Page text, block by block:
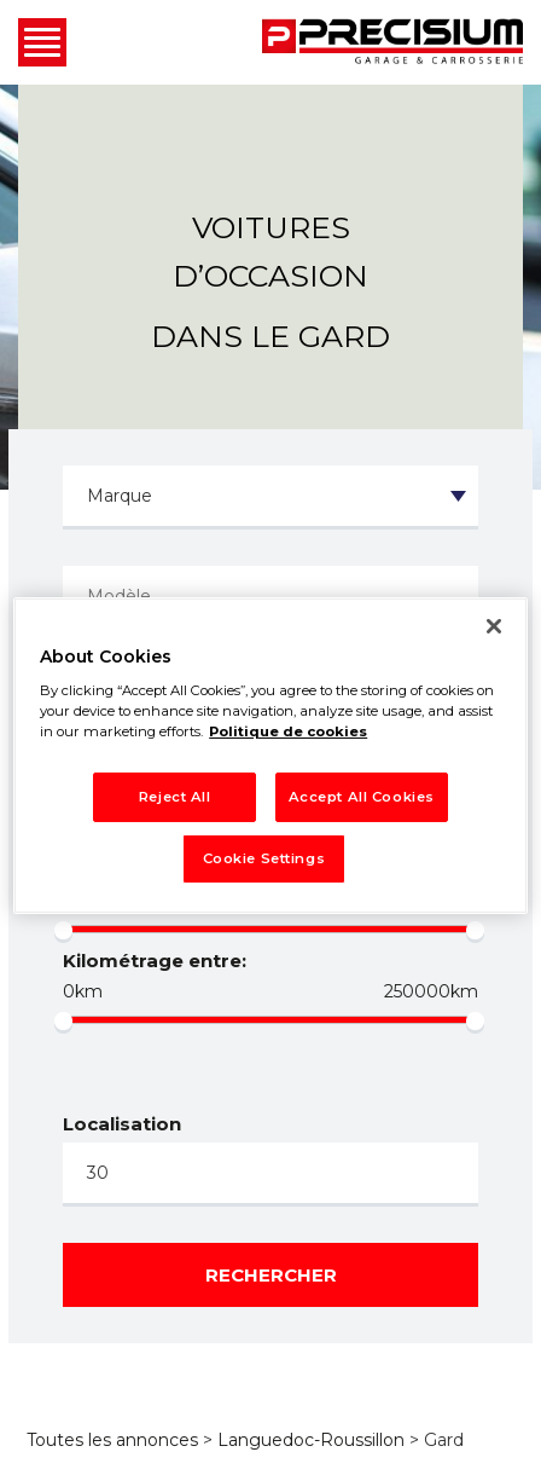
VOITURES
D’OCCASION
DANS LE GARD
Prix entre:
Kilométrage entre:
0km 250000km
Localisation
RECHERCHER
Toutes les annonces > Languedoc-Roussillon > Gard
About Cookies
By clicking “Accept All Cookies”, you agree to the storing of cookies on
your device to enhance site navigation, analyze site usage, and assist
in our marketing efforts. Politique de cookies
Reject All Accept All Cookies
Cookie Settings